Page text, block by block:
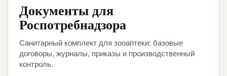
Документы для
Роспотребнадзора
Санитарный комплект для зооаптеки: базовые
договоры, журналы, приказы и производственный
контроль.